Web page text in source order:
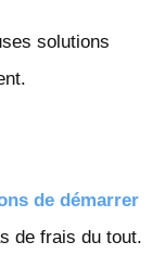
solutions
de démarrer
de frais du tout.